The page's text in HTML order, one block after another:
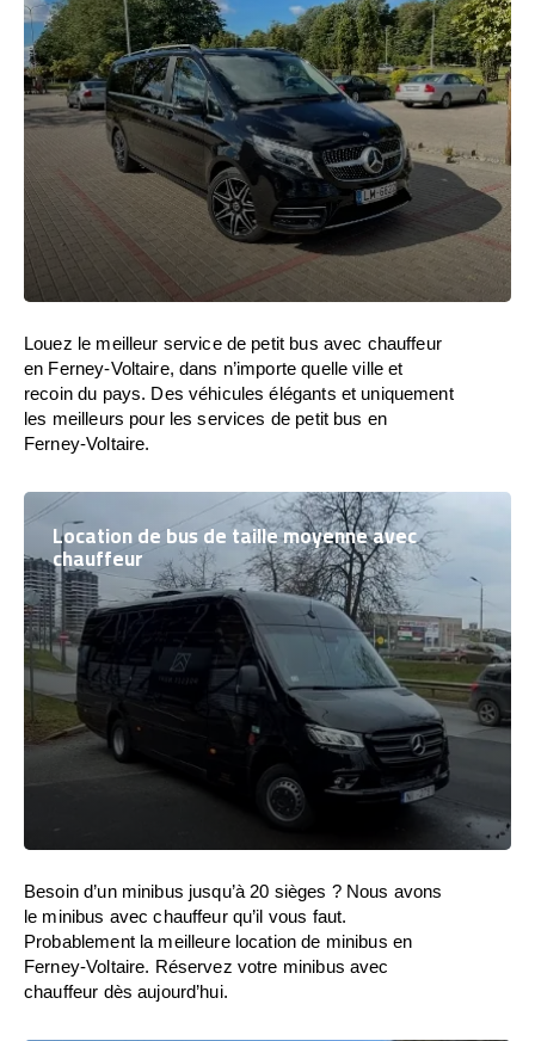
Louez le meilleur service de petit bus avec chauffeur
en Ferney-Voltaire, dans n’importe quelle ville et
recoin du pays. Des véhicules élégants et uniquement
les meilleurs pour les services de petit bus en
Ferney-Voltaire.
Location de bus de taille moyenne avec
chauffeur
Besoin d’un minibus jusqu’à 20 sièges ? Nous avons
le minibus avec chauffeur qu’il vous faut.
Probablement la meilleure location de minibus en
Ferney-Voltaire. Réservez votre minibus avec
chauffeur dès aujourd’hui.